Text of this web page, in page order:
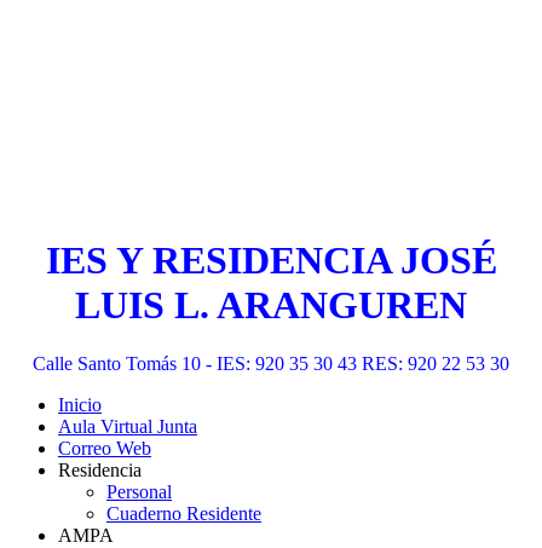
IES Y RESIDENCIA JOSÉ
LUIS L. ARANGUREN
Calle Santo Tomás 10 - IES: 920 35 30 43 RES: 920 22 53 30
Inicio
Aula Virtual Junta
Correo Web
Residencia
Personal
Cuaderno Residente
AMPA